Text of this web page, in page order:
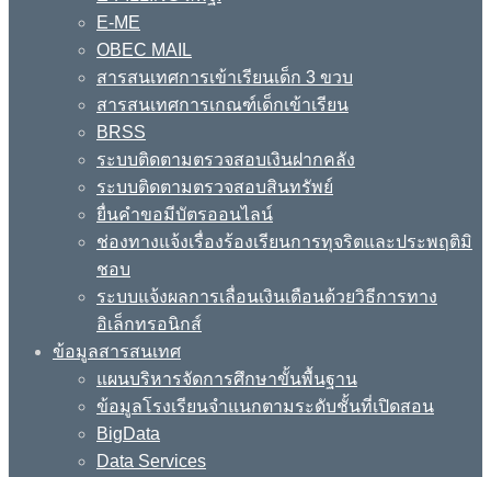
E-ME
OBEC MAIL
สารสนเทศการเข้าเรียนเด็ก 3 ขวบ
สารสนเทศการเกณฑ์เด็กเข้าเรียน
BRSS
ระบบติดตามตรวจสอบเงินฝากคลัง
ระบบติดตามตรวจสอบสินทรัพย์
ยื่นคำขอมีบัตรออนไลน์
ช่องทางแจ้งเรื่องร้องเรียนการทุจริตและประพฤติมิ
ชอบ
ระบบแจ้งผลการเลื่อนเงินเดือนด้วยวิธีการทาง
อิเล็กทรอนิกส์
ข้อมูลสารสนเทศ
แผนบริหารจัดการศึกษาขั้นพื้นฐาน
ข้อมูลโรงเรียนจำแนกตามระดับชั้นที่เปิดสอน
BigData
Data Services